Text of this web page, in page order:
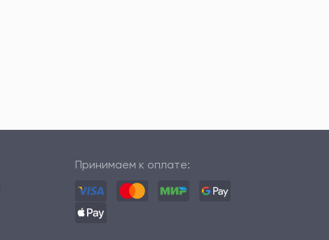
Принимаем к оплате: